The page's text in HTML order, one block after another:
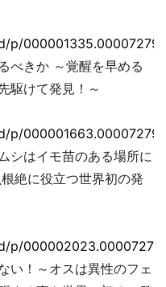
p/
べきか ～覚醒を早める
駆けて発見！～
p/
シはイモ苗のある場所に
絶に役立つ世界初の発
p/
い！～オスは異性のフェ